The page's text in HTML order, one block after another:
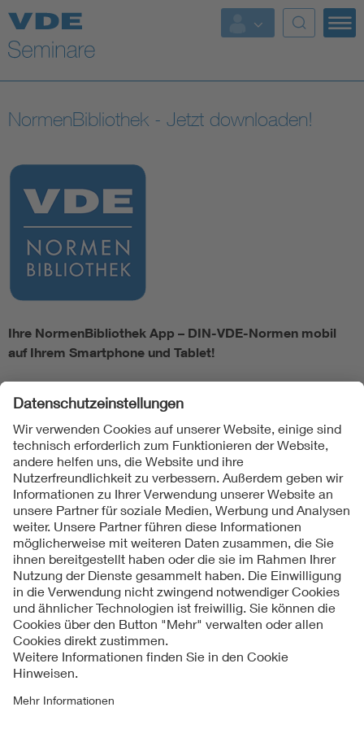
NormenBibliothek - Jetzt downloaden!
Ihre NormenBibliothek App – DIN-VDE-Normen mobil
auf Ihrem Smartphone und Tablet!
www.normenbibliothek.de) zusätzlich die Möglichkeit,
online wie offline auf die abonnierte Auswahl von DIN-VDE-
Normen zuzugreifen.
Laden Sie die Normenbibliotheks-App im App-Store von
iTunesoder in Google-Playherunter.
Follow us